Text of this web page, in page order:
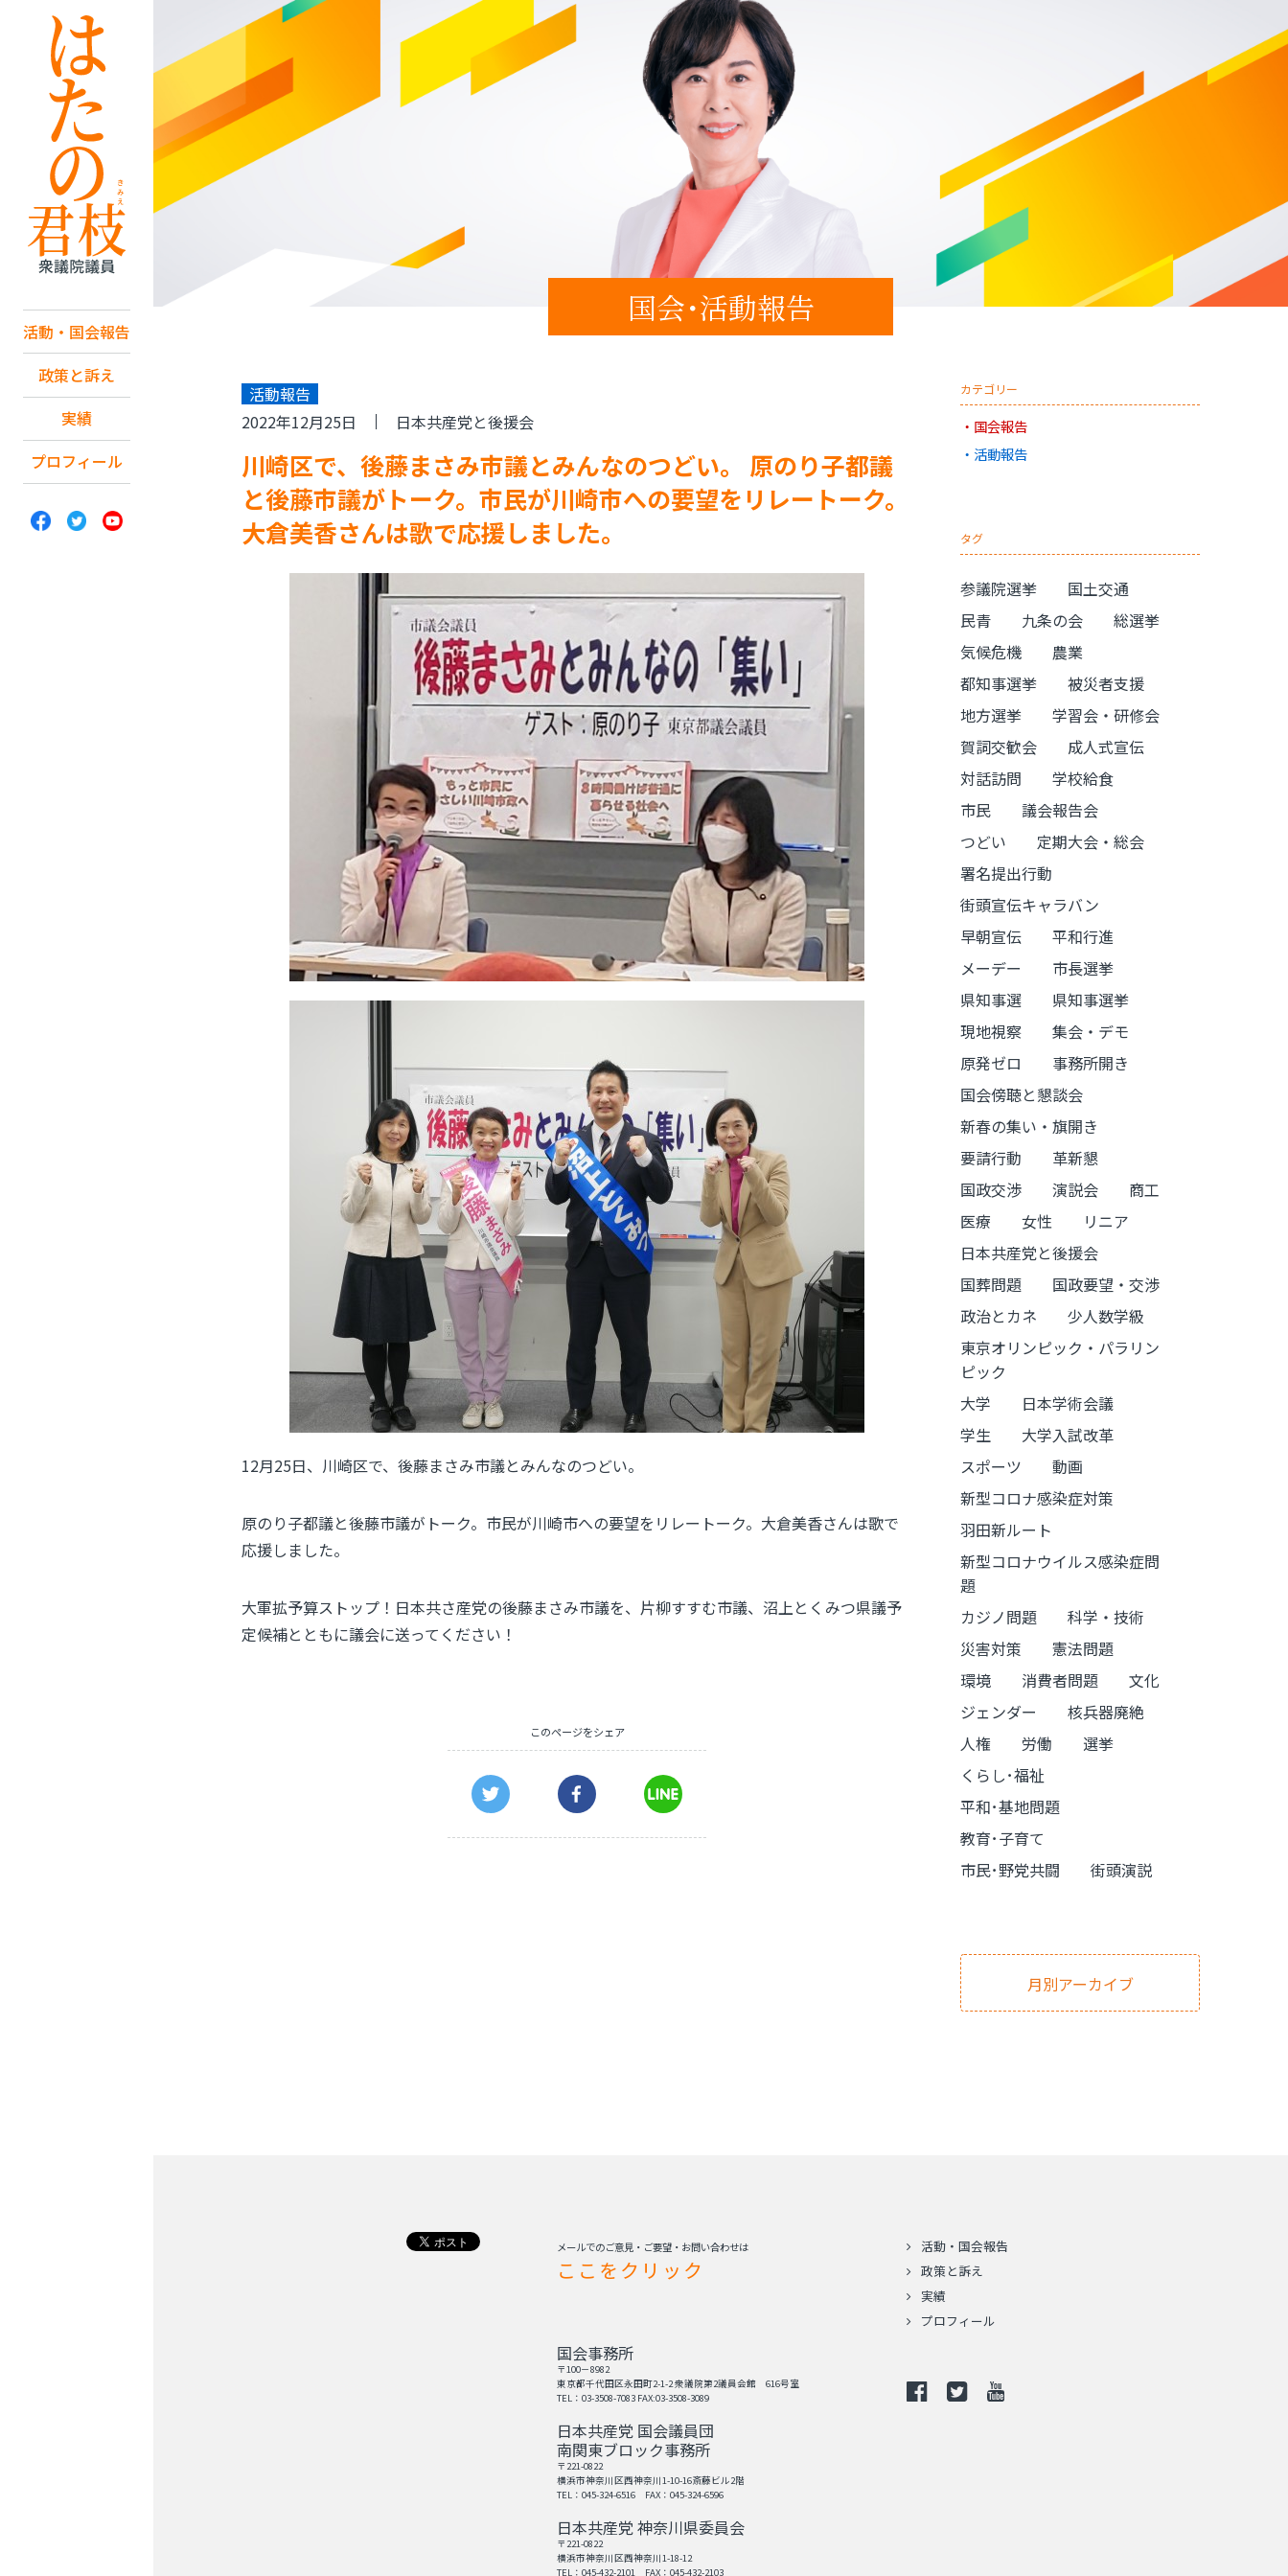
日本共産党 南関東ブロ
活動・国会報告
政策と訴え
実績
プロフィール
国会･活動報告
活動報告
2022年12月25日
日本共産党と後援会
川崎区で、後藤まさみ市議とみんなのつどい。 原のり子都議
と後藤市議がトーク。市民が川崎市への要望をリレートーク。
大倉美香さんは歌で応援しました。
12月25日、川崎区で、後藤まさみ市議とみんなのつどい。
原のり子都議と後藤市議がトーク。市民が川崎市への要望をリレートーク。大倉美香さんは歌で
応援しました。
大軍拡予算ストップ！日本共さ産党の後藤まさみ市議を、片柳すすむ市議、沼上とくみつ県議予
定候補とともに議会に送ってください！
このページをシェア
カテゴリー
国会報告
活動報告
タグ
参議院選挙
国土交通
民青
九条の会
総選挙
気候危機
農業
都知事選挙
被災者支援
地方選挙
学習会・研修会
賀詞交歓会
成人式宣伝
対話訪問
学校給食
市民
議会報告会
つどい
定期大会・総会
署名提出行動
街頭宣伝キャラバン
早朝宣伝
平和行進
メーデー
市長選挙
県知事選
県知事選挙
現地視察
集会・デモ
原発ゼロ
事務所開き
国会傍聴と懇談会
新春の集い・旗開き
要請行動
革新懇
国政交渉
演説会
商工
医療
女性
リニア
日本共産党と後援会
国葬問題
国政要望・交渉
政治とカネ
少人数学級
東京オリンピック・パラリン
ピック
大学
日本学術会議
学生
大学入試改革
スポーツ
動画
新型コロナ感染症対策
羽田新ルート
新型コロナウイルス感染症問
題
カジノ問題
科学・技術
災害対策
憲法問題
環境
消費者問題
文化
ジェンダー
核兵器廃絶
人権
労働
選挙
くらし･福祉
平和･基地問題
教育･子育て
市民･野党共闘
街頭演説
月別アーカイブ
メールでのご意見・ご要望・お問い合わせは
ここをクリック
国会事務所
〒100－8982
東京都千代田区永田町2-1-2 衆議院第2議員会館 616号室
TEL：03-3508-7083 FAX:03-3508-3089
日本共産党 国会議員団
南関東ブロック事務所
〒221-0822
横浜市神奈川区西神奈川1-10-16斎藤ビル2階
TEL：045-324-6516 FAX：045-324-6596
日本共産党 神奈川県委員会
〒221-0822
横浜市神奈川区西神奈川1-18-12
TEL：045-432-2101 FAX：045-432-2103
活動・国会報告
政策と訴え
実績
プロフィール